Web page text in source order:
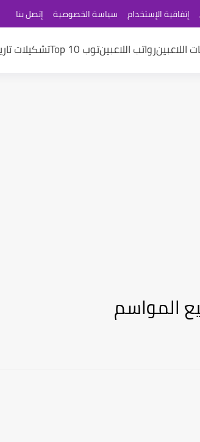
إتفاقية الإستخدام سياسة الخصوصية إتصل بنا
اللاعبينرواتب اللاعبينتوب 10 Top تشكيلات
المواسم